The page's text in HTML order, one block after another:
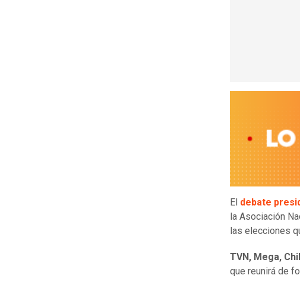
El debate
la Asociación
las elecciones
TVN, Mega,
que reunirá de